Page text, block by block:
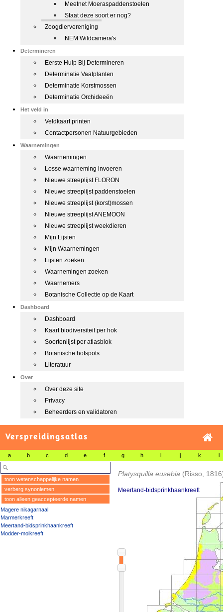
Meetnet Moeraspaddenstoelen
Staat deze soort er nog?
Zoogdiervereniging
NEM Wildcamera's
Determineren
Eerste Hulp Bij Determineren
Determinatie Vaatplanten
Determinatie Korstmossen
Determinatie Orchideeën
Het veld in
Veldkaart printen
Contactpersonen Natuurgebieden
Waarnemingen
Waarnemingen
Losse waarneming invoeren
Nieuwe streeplijst FLORON
Nieuwe streeplijst paddenstoelen
Nieuwe streeplijst (korst)mossen
Nieuwe streeplijst ANEMOON
Nieuwe streeplijst weekdieren
Mijn Lijsten
Mijn Waarnemingen
Lijsten zoeken
Waarnemingen zoeken
Waarnemers
Botanische Collectie op de Kaart
Dashboard
Dashboard
Kaart biodiversiteit per hok
Soortenlijst per atlasblok
Botanische hotspots
Literatuur
Over
Over deze site
Privacy
Beheerders en validatoren
Verspreidingsatlas
a b c d e f g h i j k l
toon wetenschappelijke namen
verberg synoniemen
toon alleen geaccepteerde namen
Magere nikagarnaal
Marmerkreeft
Meertand-bidsprinkhaankreeft
Modder-molkreeft
Platysquilla eusebia (Risso,
Meertand-bidsprinkhaankreeft